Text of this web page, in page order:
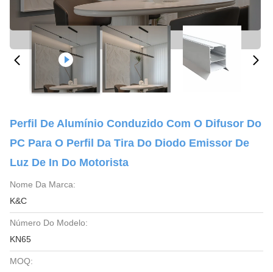
Perfil De Alumínio Conduzido Com O Difusor Do
PC Para O Perfil Da Tira Do Diodo Emissor De
Luz De In Do Motorista
Nome Da Marca:
K&C
Número Do Modelo:
KN65
MOQ: